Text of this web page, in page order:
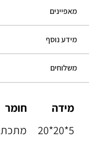
מאפיינים
מידע נוסף
משלוחים
מידה
20*20*5
חומר
מתכת